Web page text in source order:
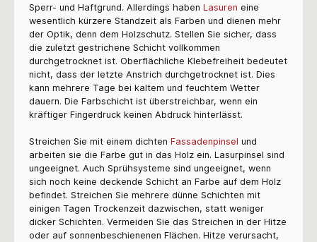
Sperr- und Haftgrund. Allerdings haben Lasuren eine
wesentlich kürzere Standzeit als Farben und dienen mehr
der Optik, denn dem Holzschutz. Stellen Sie sicher, dass
die zuletzt gestrichene Schicht vollkommen
durchgetrocknet ist. Oberflächliche Klebefreiheit bedeutet
nicht, dass der letzte Anstrich durchgetrocknet ist. Dies
kann mehrere Tage bei kaltem und feuchtem Wetter
dauern. Die Farbschicht ist überstreichbar, wenn ein
kräftiger Fingerdruck keinen Abdruck hinterlässt.
Streichen Sie mit einem dichten Fassadenpinsel und
arbeiten sie die Farbe gut in das Holz ein. Lasurpinsel sind
ungeeignet. Auch Sprühsysteme sind ungeeignet, wenn
sich noch keine deckende Schicht an Farbe auf dem Holz
befindet. Streichen Sie mehrere dünne Schichten mit
einigen Tagen Trockenzeit dazwischen, statt weniger
dicker Schichten. Vermeiden Sie das Streichen in der Hitze
oder auf sonnenbeschienenen Flächen. Hitze verursacht,